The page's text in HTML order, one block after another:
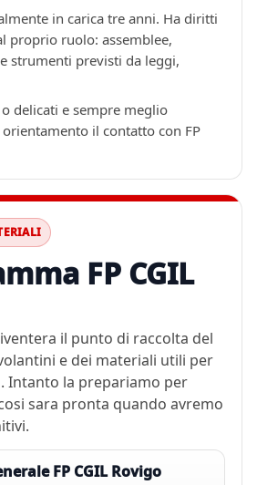
in carica tre anni. Ha diritti
proprio ruolo: assemblee,
strumenti previsti da leggi,
delicati e sempre meglio
il contatto con FP
FP CGIL
il punto di raccolta del
e dei materiali utili per
Intanto la prepariamo per
sara pronta quando avremo
FP CGIL Rovigo